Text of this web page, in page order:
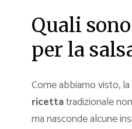
Quali
per la
Come abbiamo visto, la
ricettatradizionale
ma nasconde alcune